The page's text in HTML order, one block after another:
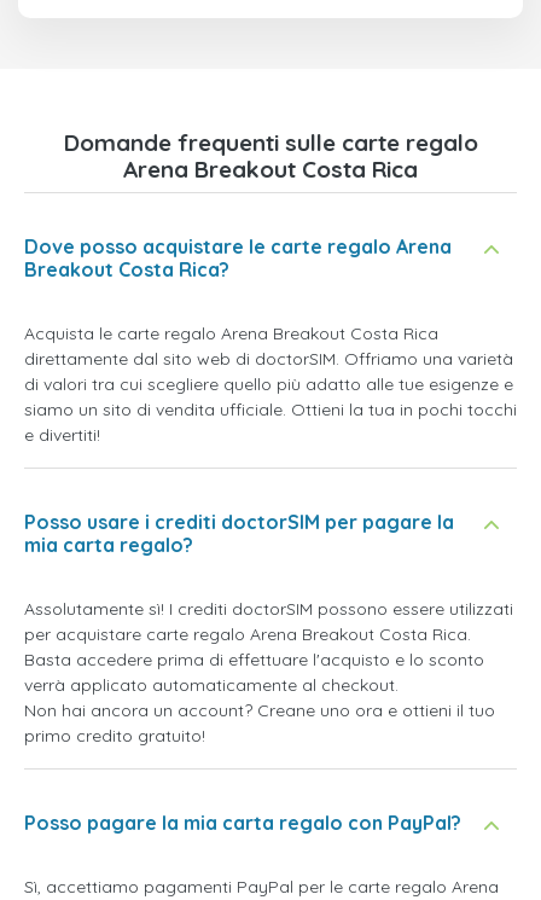
Domande frequenti sulle carte regalo
Arena Breakout Costa Rica
Dove posso acquistare le carte regalo Arena
Breakout Costa Rica?
Acquista le carte regalo Arena Breakout Costa Rica
direttamente dal sito web di doctorSIM. Offriamo una varietà
di valori tra cui scegliere quello più adatto alle tue esigenze e
siamo un sito di vendita ufficiale. Ottieni la tua in pochi tocchi
e divertiti!
Posso usare i crediti doctorSIM per pagare la
mia carta regalo?
Assolutamente sì! I crediti doctorSIM possono essere utilizzati
per acquistare carte regalo Arena Breakout Costa Rica.
Basta accedere prima di effettuare l'acquisto e lo sconto
verrà applicato automaticamente al checkout.
Non hai ancora un account? Creane uno ora e ottieni il tuo
primo credito gratuito!
Posso pagare la mia carta regalo con PayPal?
Sì, accettiamo pagamenti PayPal per le carte regalo Arena